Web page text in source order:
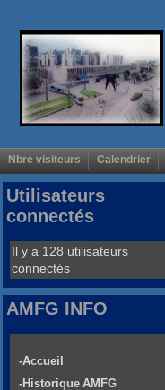
Nbre visiteurs Calendrier
Utilisateurs
connectés
Il y a 128 utilisateurs
connectés
AMFG INFO
-Accueil
-Historique AMFG